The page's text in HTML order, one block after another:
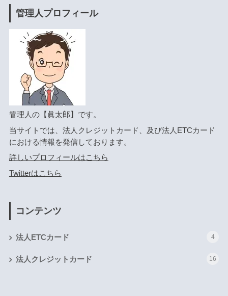
管理人プロフィール
管理人の【眞太郎】です。
当サイトでは、法人クレジットカード、及び法人ETCカード
における情報を発信しております。
詳しいプロフィールはこちら
Twitterはこちら
コンテンツ
法人ETCカード 4
法人クレジットカード 16